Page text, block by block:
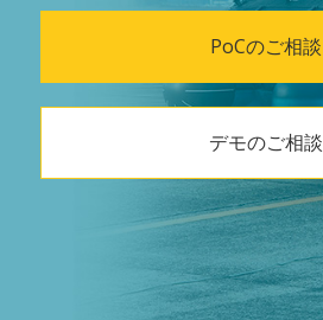
PoCのご相談
デモのご相談